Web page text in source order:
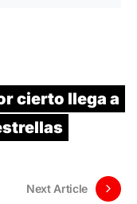
cierto llega a
Next Article